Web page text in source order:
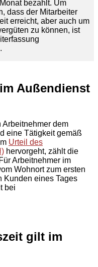
bezahlt. Um
dass der Mitarbeiter
erreicht, aber auch um
zu können, ist
Außendienst
dem
eine Tätigkeit gemäß
Urteil des
hervorgeht, zählt die
Arbeitnehmer im
Wohnort zum ersten
Kunden eines Tages
bei
gilt im